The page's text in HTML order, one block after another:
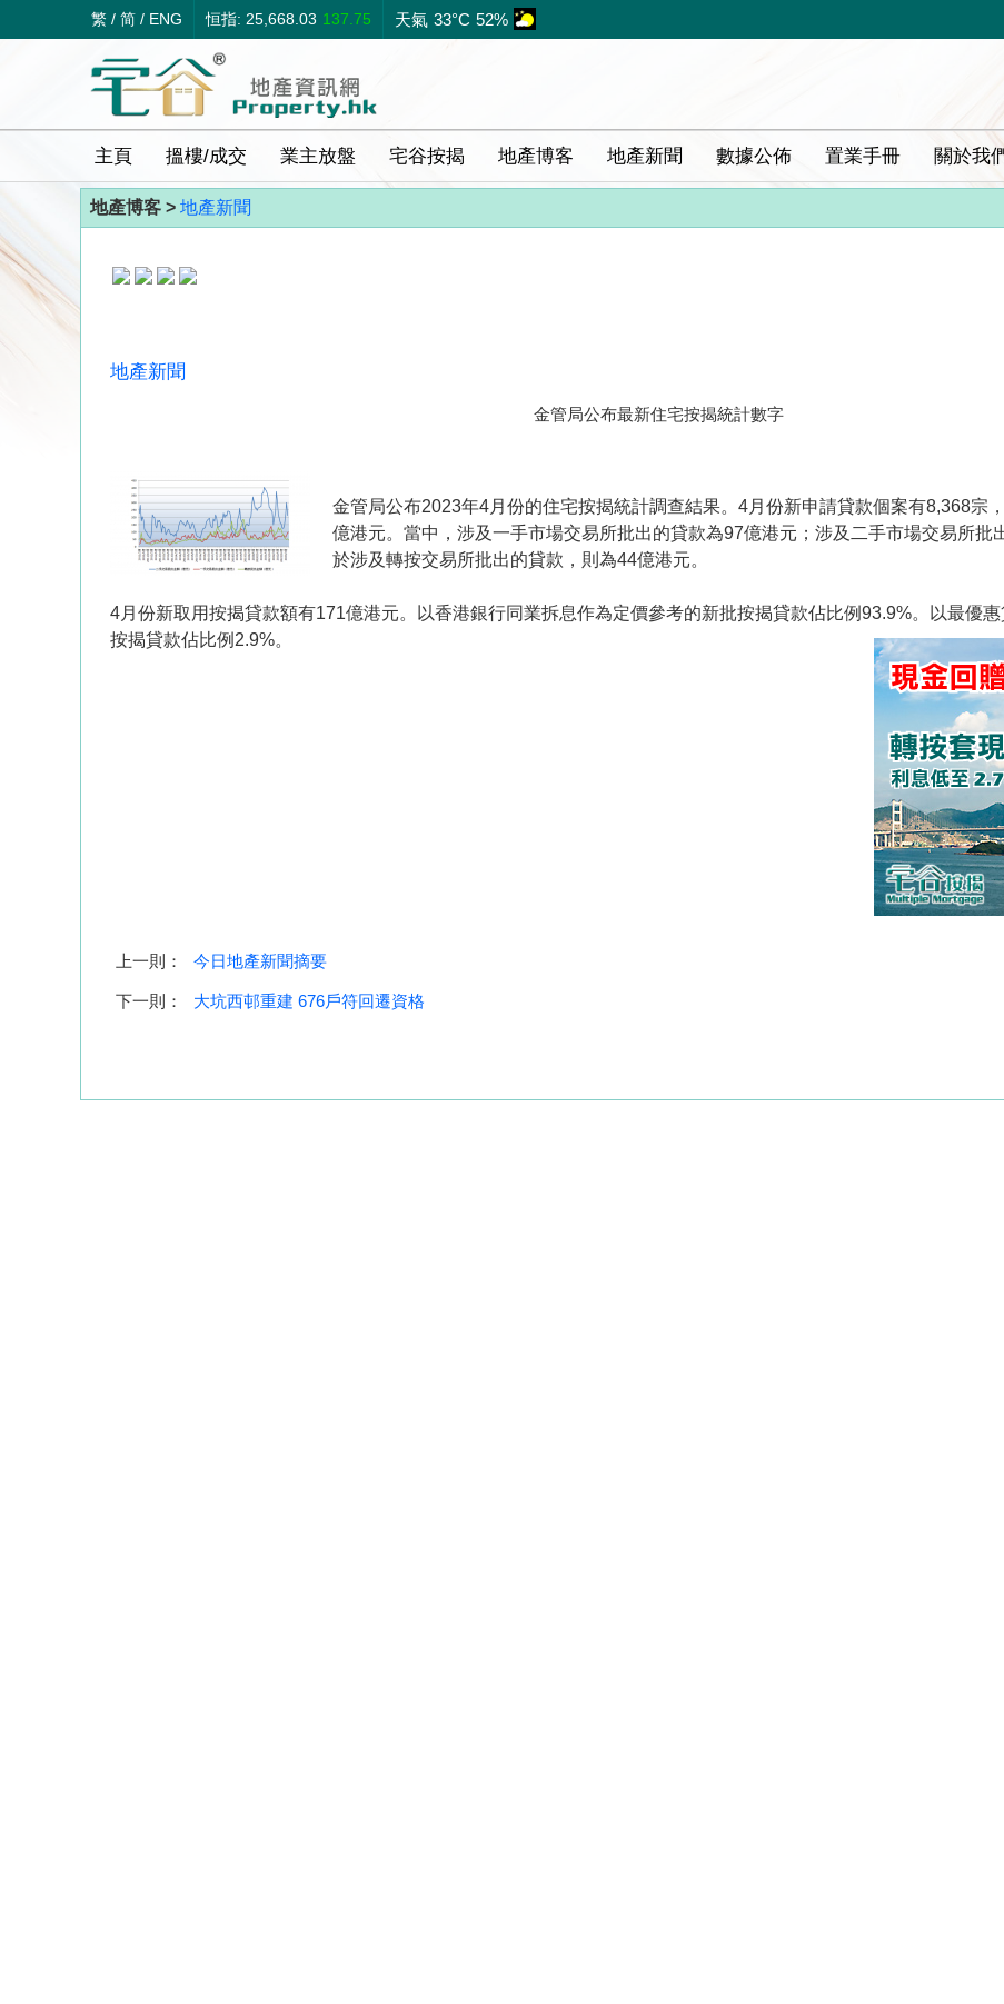
繁 / 简 / ENG 恒指: 25,668.03 137.75 天氣 33°C 52%
主頁 搵樓/成交 業主放盤 宅谷按揭 地產博客 地產新聞 數據公佈 置業手冊 關於我
地產博客 > 地產新聞
地產新聞
金管局公布最新住宅按揭統計數字
金管局公布2023年4月份的住宅按揭統計調查結果。4月份新申請貸款個案有8,368宗
億港元。當中，涉及一手市場交易所批出的貸款為97億港元；涉及二手市場交易所批
於涉及轉按交易所批出的貸款，則為44億港元。
4月份新取用按揭貸款額有171億港元。以香港銀行同業拆息作為定價參考的新批按揭貸款佔比例93.9%。以最優
按揭貸款佔比例2.9%。
上一則： 今日地產新聞摘要
下一則： 大坑西邨重建 676戶符回遷資格